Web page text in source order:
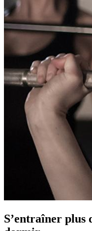
S’entraîner plus